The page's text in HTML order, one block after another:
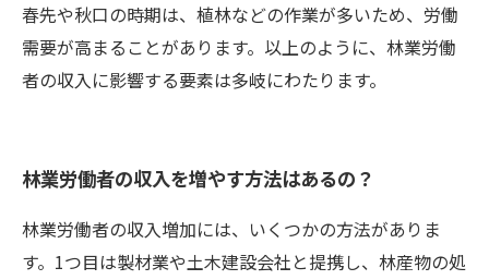
春先や秋口の時期は、植林などの作業が多いため、労働
需要が高まることがあります。以上のように、林業労働
者の収入に影響する要素は多岐にわたります。
林業労働者の収入を増やす方法はあるの？
林業労働者の収入増加には、いくつかの方法がありま
す。1つ目は製材業や土木建設会社と提携し、林産物の処